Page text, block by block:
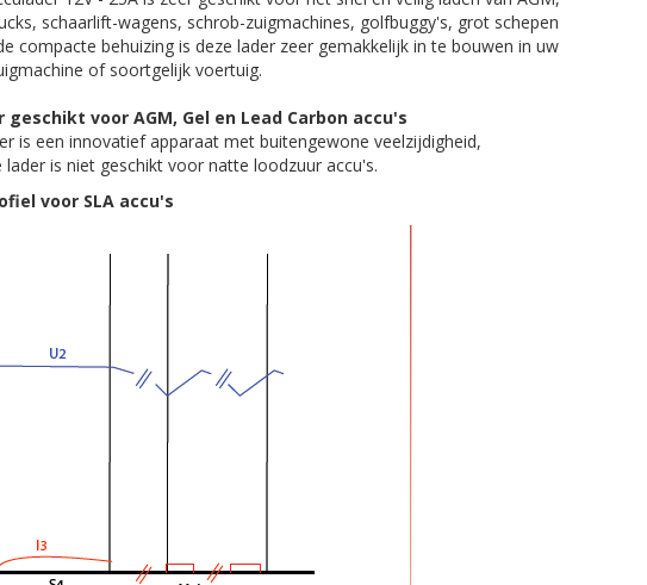
schaarlift-wagens, schrob-zuigmachines, golfbuggy's, grot schepen
compacte behuizing is deze lader zeer gemakkelijk in te bouwen in uw
of soortgelijk voertuig.
voor AGM, Gel en Lead Carbon accu's
is een innovatief apparaat met buitengewone veelzijdigheid,
is niet geschikt voor natte loodzuur accu's.
voor SLA accu's